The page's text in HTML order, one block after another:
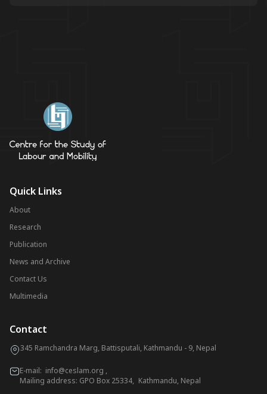
Quick Links
About
Research
Publication
News and Archive
Contact Us
Multimedia
Contact
345 Ramchandra Marg, Battisputali, Kathmandu - 9, Nepal
E-mail: info@ceslam.org ,
Mailing address: GPO Box 25334, Kathmandu, Nepal